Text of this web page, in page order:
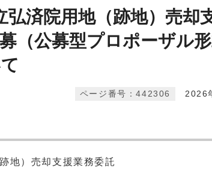
弘済院用地（跡地）売却
（公募型プロポーザル形
2026
ページ番号：442306
地）売却支援業務委託